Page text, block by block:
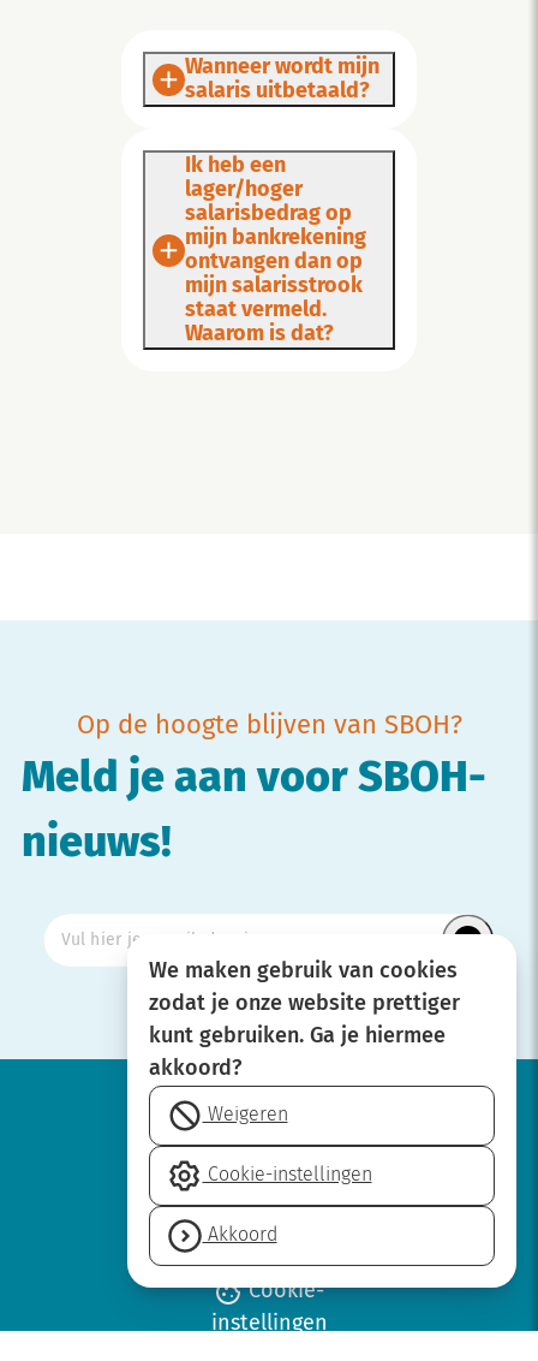
Wanneer wordt mijn
salaris uitbetaald?
Ik heb een
lager/hoger
salarisbedrag op
mijn bankrekening
ontvangen dan op
mijn salarisstrook
staat vermeld.
Waarom is dat?
Op de hoogte blijven van SBOH?
Meld je aan voor SBOH-
nieuws!
Werken bij
Privacyverklaring
Cookie-
instellingen
We maken gebruik van cookies
zodat je onze website prettiger
kunt gebruiken. Ga je hiermee
akkoord?
Weigeren
Cookie-instellingen
Akkoord